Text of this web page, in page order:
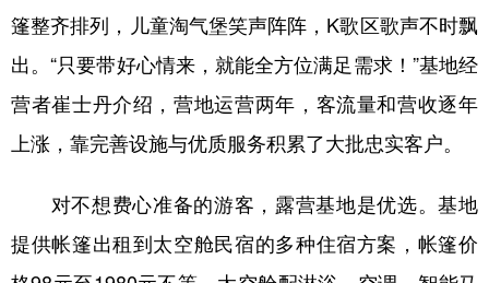
篷整齐排列，儿童淘气堡笑声阵阵，K歌区歌声不时飘
出。“只要带好心情来，就能全方位满足需求！”基地经
营者崔士丹介绍，营地运营两年，客流量和营收逐年
上涨，靠完善设施与优质服务积累了大批忠实客户。
对不想费心准备的游客，露营基地是优选。基地
提供帐篷出租到太空舱民宿的多种住宿方案，帐篷价